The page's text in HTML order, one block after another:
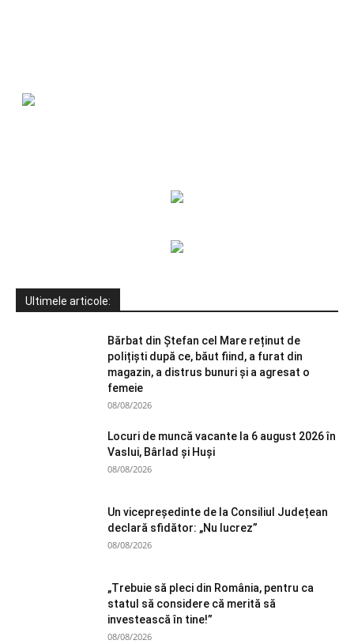
Ultimele articole:
Bărbat din Ștefan cel Mare reținut de
polițiști după ce, băut fiind, a furat din
magazin, a distrus bunuri și a agresat o
femeie
08/08/2026
Locuri de muncă vacante la 6 august 2026 în
Vaslui, Bârlad și Huși
08/08/2026
Un vicepreședinte de la Consiliul Județean
declară sfidător: „Nu lucrez”
08/08/2026
„Trebuie să pleci din România, pentru ca
statul să considere că merită să
investească în tine!”
08/08/2026